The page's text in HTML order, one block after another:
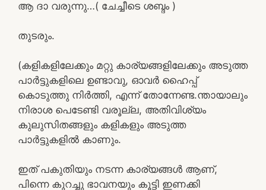
ആ ദാ വരുന്നു…( ചേച്ചീടെ ശബ്ദം )
തുടരും.
(കളികളിലേക്കും മറ്റു കാര്യങ്ങളിലേക്കും അടുത്ത
പാർട്ടുകളിലെ ഉണ്ടാവു, ഓവർ ഹൈപ്പ്
കൊടുത്തു നിർത്തി, എന്ന് തോന്നേണ്ട.ന്തായാലും
നിരാശ പെടേണ്ടി വരൂല്ല, അതിവിശ്യം
കുലുസിതങ്ങളും കളികളും അടുത്ത
പാർട്ടുകളിൽ കാണും.
ഇത് പകുതിയും നടന്ന കാര്യങ്ങൾ ആണ്,
പിന്നെ കുറച്ചു ഭാവനയും കൂട്ടി ഇണക്കി